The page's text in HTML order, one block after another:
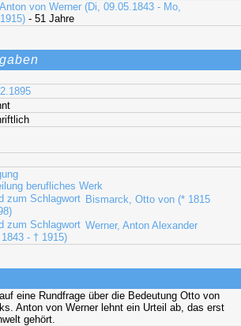
Anton von Werner (Di, 09.05.1843 - Mo,
- 51 Jahre
berufliches Werk
Bismarck, Otto von (* 1815
Werner, Anton Alexander
- † 1915)
eine Rundfrage über die Bedeutung Otto von
Anton von Werner lehnt ein Urteil ab, das erst
gehört.